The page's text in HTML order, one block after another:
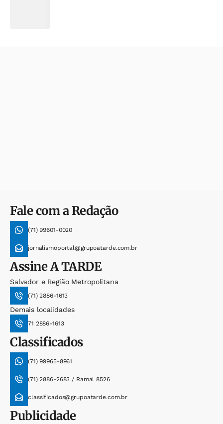
Fale com a Redação
(71) 99601-0020
jornalismoportal@grupoatarde.com.br
AssineA TARDE
Salvador e Região Metropolitana
(71) 2886-1613
Demais localidades
71 2886-1613
Classificados
(71) 99965-8961
(71) 2886-2683 / Ramal 8526
classificados@grupoatarde.com.br
Publicidade